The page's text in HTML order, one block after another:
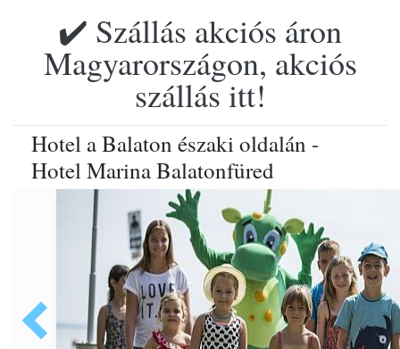
✔️ Szállás akciós áron
Magyarországon, akciós
szállás itt!
Hotel a Balaton északi oldalán -
Hotel Marina Balatonfüred